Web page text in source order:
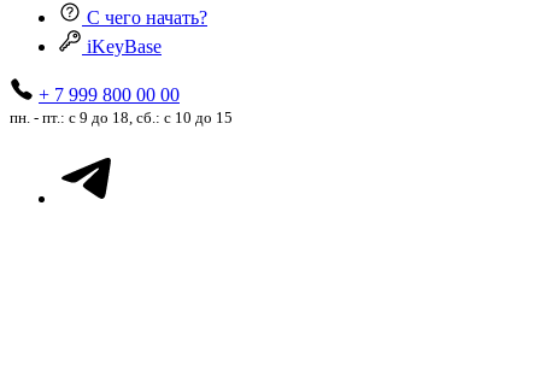
С чего начать?
iKeyBase
+ 7 999 800 00 00
пн. - пт.: с 9 до 18, сб.: с 10 до 15